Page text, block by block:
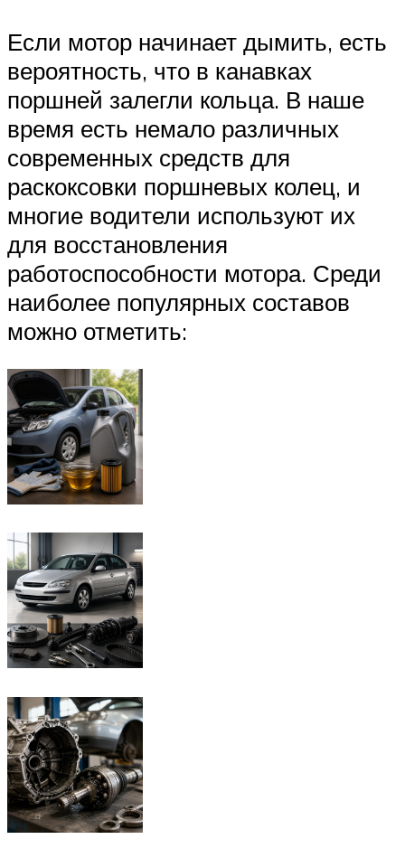
Если мотор начинает дымить, есть
вероятность, что в канавках
поршней залегли кольца. В наше
время есть немало различных
современных средств для
раскоксовки поршневых колец, и
многие водители используют их
для восстановления
работоспособности мотора. Среди
наиболее популярных составов
можно отметить: